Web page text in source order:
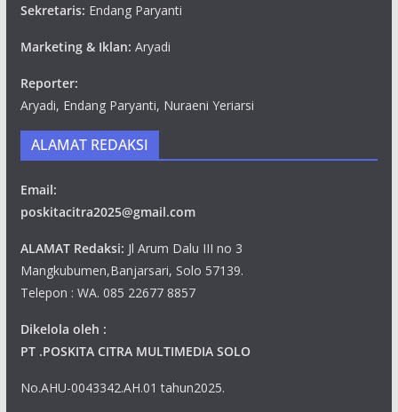
Sekretaris: Endang Paryanti
Marketing & Iklan: Aryadi
Reporter:
Aryadi, Endang Paryanti, Nuraeni Yeriarsi
ALAMAT REDAKSI
Email:
poskitacitra2025@gmail.com
ALAMAT Redaksi: Jl Arum Dalu III no 3
Mangkubumen,Banjarsari, Solo 57139.
Telepon : WA. 085 22677 8857
Dikelola oleh :
PT .POSKITA CITRA MULTIMEDIA SOLO
No.AHU-0043342.AH.01 tahun2025.